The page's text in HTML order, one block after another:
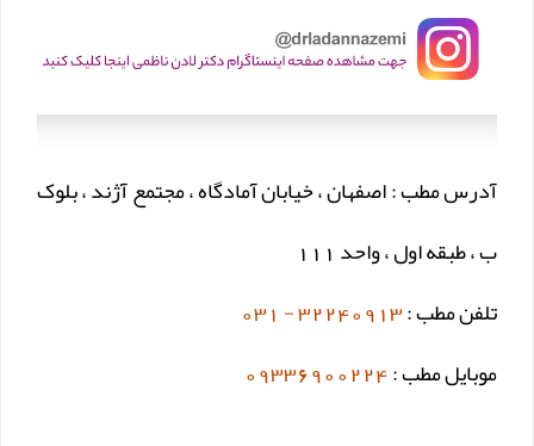
آدرس مطب : اصفهان ، خیابان آمادگاه ، مجتمع آژند ، بلوک
ب ، طبقه اول ، واحد 111
تلفن مطب :32240913 - 031
موبایل مطب :09336900224